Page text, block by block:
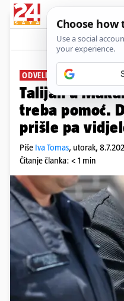
ODVELI GA U PRITVOR
Talijan u
treba pomoć.
prišle pa
Piše Iva Tomas, utorak,
Čitanje članka: < 1 min